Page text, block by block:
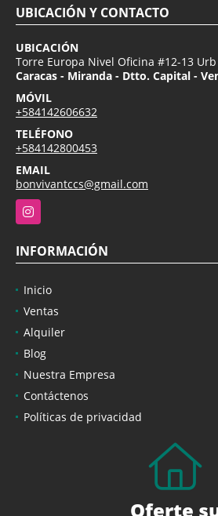
UBICACIÓN Y CONTACTO
UBICACIÓN
Torre Europa Nivel Oficina #12-13
Caracas - Miranda - Dtto. Capital -
MÓVIL
+584142606632
TELÉFONO
+584142800453
EMAIL
bonvivantccs@gmail.com
Instagram
INFORMACIÓN
Inicio
Ventas
Alquiler
Blog
Nuestra Empresa
Contáctenos
Políticas de privacidad
Oferte